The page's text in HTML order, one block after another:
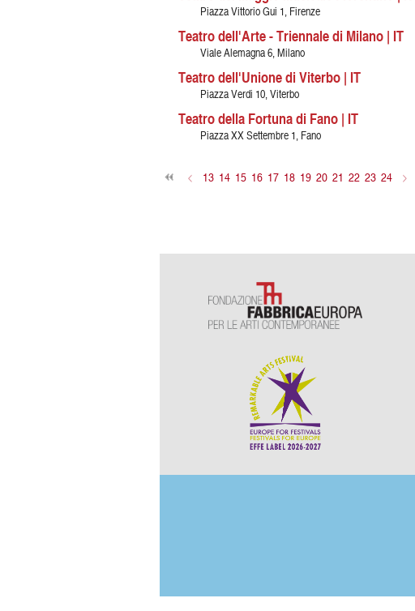
Piazza Vittorio Gui 1, Firenze
Teatro dell'Arte - Triennale di Milano | IT
Viale Alemagna 6, Milano
Teatro dell'Unione di Viterbo | IT
Piazza Verdi 10, Viterbo
Teatro della Fortuna di Fano | IT
Piazza XX Settembre 1, Fano
< 13 14 15 16 17 18 19 20 21 22 23 24 >